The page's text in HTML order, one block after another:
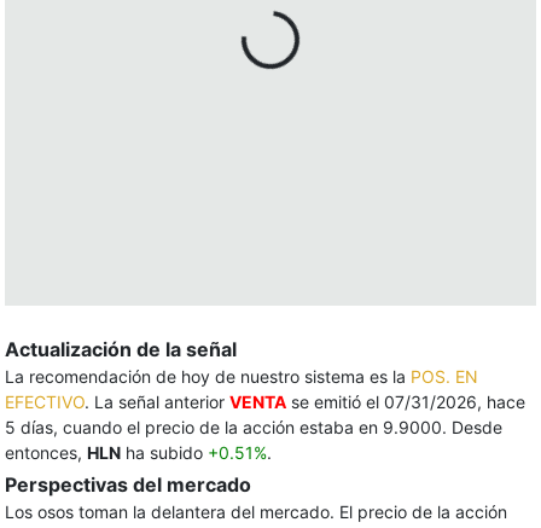
Actualización de la señal
La recomendación de hoy de nuestro sistema es la POS. EN
EFECTIVO. La señal anterior VENTA se emitió el 07/31/2026, hace
5 días, cuando el precio de la acción estaba en 9.9000. Desde
entonces, HLN ha subido +0.51%.
Perspectivas del mercado
Los osos toman la delantera del mercado. El precio de la acción